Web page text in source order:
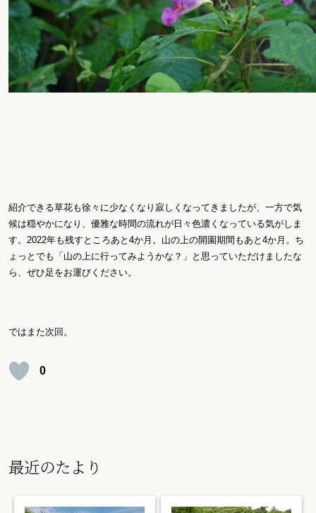
紹介できる草花も徐々に少なくなり寂しくなってきましたが、一方で気
候は穏やかになり、優雅な時間の流れが日々色濃くなっている気がしま
す。2022年も残すところあと4か月。山の上の開園期間もあと4か月。ち
ょっとでも「山の上に行ってみようかな？」と思っていただけましたな
ら、ぜひ足をお運びください。
ではまた次回。
0
最近のたより